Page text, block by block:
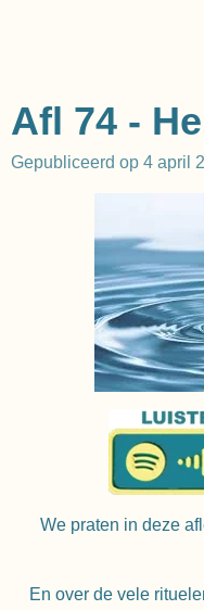
hoofdinhoud
Afl 74 -
Gepubliceerd op 4 april
We praten in deze
En over de vele